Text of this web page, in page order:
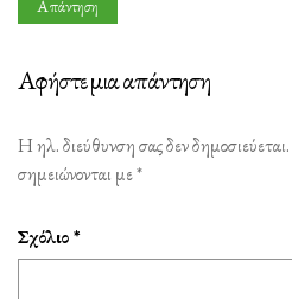
Απάντηση
Αφήστε μια απάντηση
Η ηλ. διεύθυνση σας δεν δημοσιεύεται.
σημειώνονται με*
Σχόλιο*